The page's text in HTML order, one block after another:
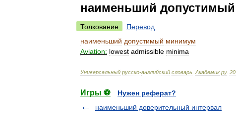
наименьший
Толкование
Перевод
наименьший допустимый минимум
Aviation: lowest admissible minima
Универсальный русско-английский словарь Академик.ру.
Игры ⚽
Нужен реферат?
наименьший доверительный интервал